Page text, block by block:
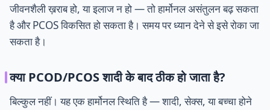
जीवनशैली ख़राब हो, या इलाज न हो — तो हार्मोनल असंतुलन बढ़ सकता
है और PCOS विकसित हो सकता है। समय पर ध्यान देने से इसे रोका जा
सकता है।
क्या PCOD/PCOS शादी के बाद ठीक हो जाता है?
बिल्कुल नहीं। यह एक हार्मोनल स्थिति है — शादी, सेक्स, या बच्चा होने